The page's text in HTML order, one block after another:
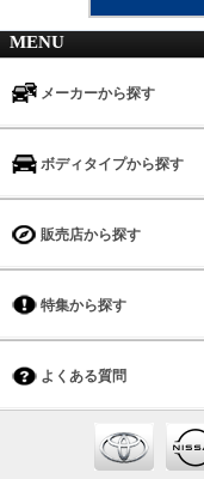
MENU
メーカーから探す
ボディタイプから探す
販売店から探す
特集から探す
よくある質問